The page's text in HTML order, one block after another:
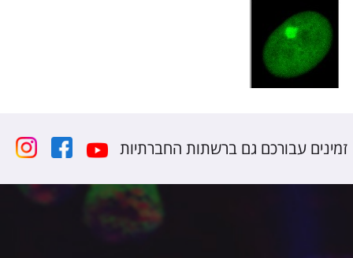
זמינים עבורכם גם ברשתות החברתיות